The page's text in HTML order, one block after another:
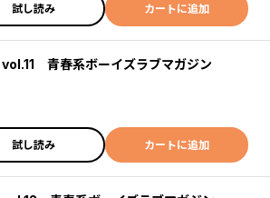
試し読み カートに追加
青春系ボーイズラブマガジン
試し読み カートに追加